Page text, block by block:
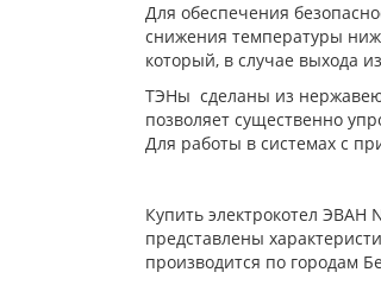
Для обеспечения
снижения температуры
который, в случае выхода
ТЭНы сделаны из
позволяет существенно
Для работы в системах с
Купить электрокотел ЭВАН
представлены
производится по городам